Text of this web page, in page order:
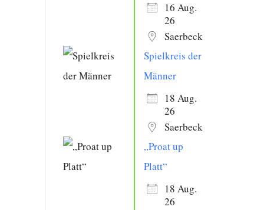
16 Aug.
26
Saerbeck
Spielkreis der
Männer
18 Aug.
26
Saerbeck
„Proat up
Platt“
18 Aug.
26